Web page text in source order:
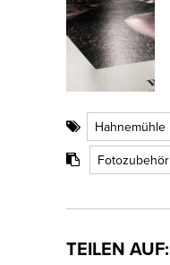
Hahnemühle
Fotozubehör
TEILEN AUF: